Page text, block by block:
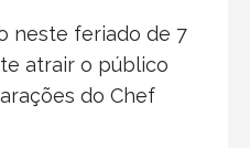
neste feriado de 7
atrair o público
do Chef